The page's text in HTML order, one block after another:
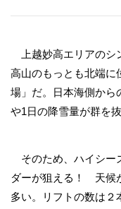
上越妙高エリアのシ
高山のもっとも北端に
場」だ。日本海側から
や1日の降雪量が群を
そのため、ハイシー
ダーが狙える！ 天候
多い。リフトの数は２